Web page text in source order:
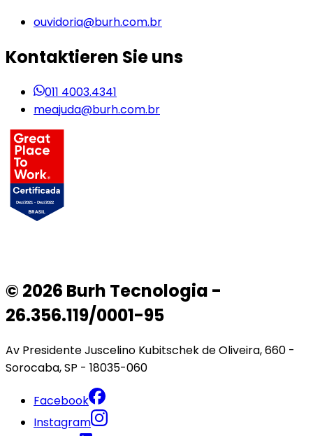
ouvidoria@burh.com.br
Kontaktieren Sie uns
011 4003.4341
meajuda@burh.com.br
© 2026 Burh Tecnologia -
26.356.119/0001-95
Av Presidente Juscelino Kubitschek de Oliveira, 660 -
Sorocaba, SP - 18035-060
Facebook
Instagram